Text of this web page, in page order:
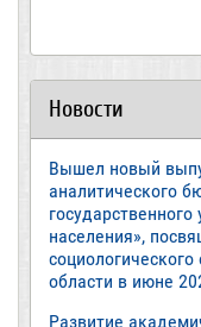
Новости
Вышел новый
аналитического
населения»,
области в июне
Развитие